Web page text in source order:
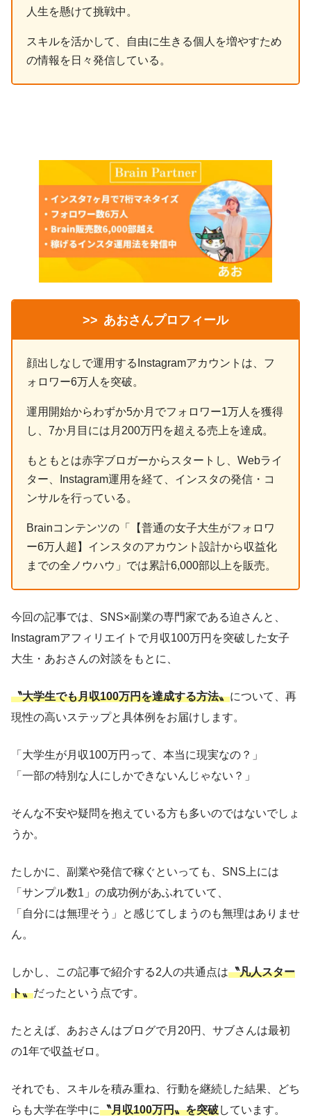
人生を懸けて挑戦中。
スキルを活かして、自由に生きる個人を増やすため
の情報を日々発信している。
>> あおさんプロフィール
顔出しなしで運用するInstagramアカウントは、フ
ォロワー6万人を突破。
運用開始からわずか5か月でフォロワー1万人を獲得
し、7か月目には月200万円を超える売上を達成。
もともとは赤字ブロガーからスタートし、Webライ
ター、Instagram運用を経て、インスタの発信・コ
ンサルを行っている。
Brainコンテンツの「【普通の女子大生がフォロワ
ー6万人超】インスタのアカウント設計から収益化
までの全ノウハウ」では累計6,000部以上を販売。
今回の記事では、SNS×副業の専門家である迫さんと、
Instagramアフィリエイトで月収100万円を突破した女子
大生・あおさんの対談をもとに、
〝大学生でも月収100万円を達成する方法〟について、再
現性の高いステップと具体例をお届けします。
「大学生が月収100万円って、本当に現実なの？」
「一部の特別な人にしかできないんじゃない？」
そんな不安や疑問を抱えている方も多いのではないでしょ
うか。
たしかに、副業や発信で稼ぐといっても、SNS上には
「サンプル数1」の成功例があふれていて、
「自分には無理そう」と感じてしまうのも無理はありませ
ん。
しかし、この記事で紹介する2人の共通点は〝凡人スター
ト〟だったという点です。
たとえば、あおさんはブログで月20円、サブさんは最初
の1年で収益ゼロ。
それでも、スキルを積み重ね、行動を継続した結果、どち
らも大学在学中に〝月収100万円〟を突破しています。